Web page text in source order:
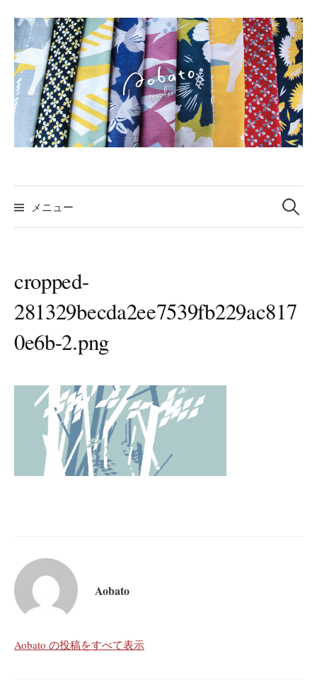
ン
テ
ン
ツ
へ
メニュー
検
索:
cropped-
281329becda2ee7539fb229ac817
0e6b-2.png
Aobato
Aobato の投稿をすべて表示